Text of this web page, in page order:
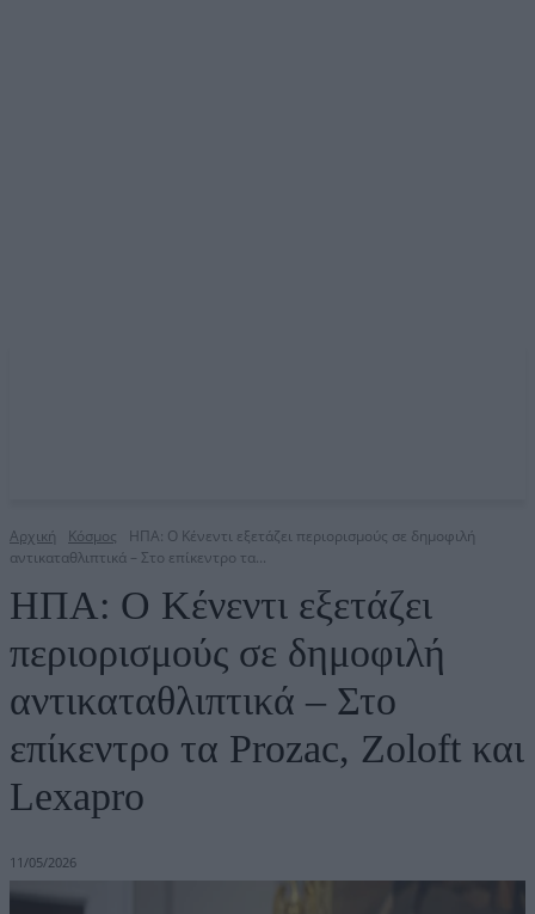
Αρχική Κόσμος
ΗΠΑ: O Κένεντι εξετάζει περιορισμούς σε δημοφιλή
αντικαταθλιπτικά – Στο επίκεντρο τα...
ΗΠΑ: O Κένεντι εξετάζει
περιορισμούς σε δημοφιλή
αντικαταθλιπτικά – Στο
επίκεντρο τα Prozac, Zoloft και
Lexapro
11/05/2026